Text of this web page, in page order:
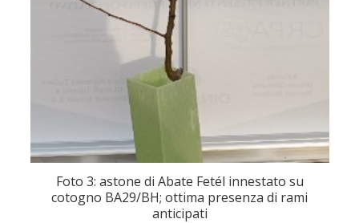
Foto 3: astone di Abate Fetél innestato su
cotogno BA29/BH; ottima presenza di rami
anticipati